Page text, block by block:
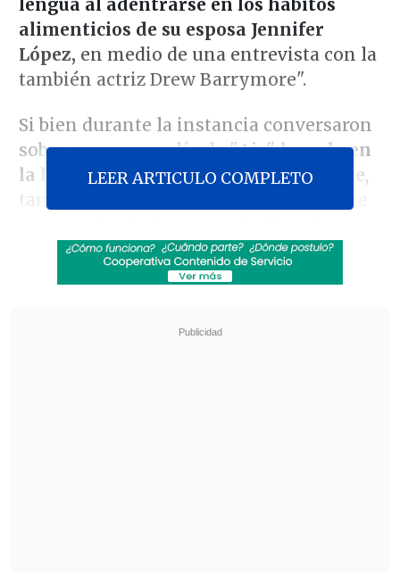
lengua al adentrarse en los hábitos
alimenticios de su esposa Jennifer
López, en medio de una entrevista con la
también actriz Drew Barrymore".
Si bien durante la instancia conversaron
sobre su nueva película "Air", basada en
la historia de Michael Jordan con Nike,
también hubo espacio para hablar sobre
López.
José Antonio Neme protagonizó colisión en
LEER ARTICULO COMPLETO